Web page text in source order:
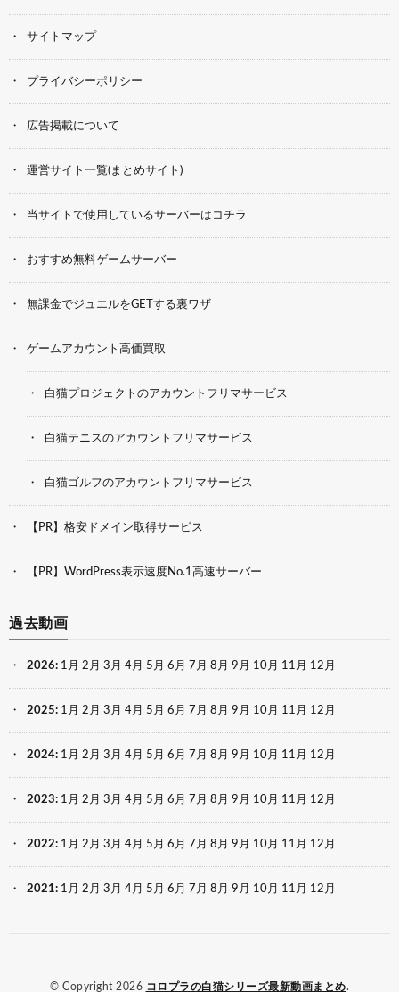
サイトマップ
プライバシーポリシー
広告掲載について
運営サイト一覧(まとめサイト)
当サイトで使用しているサーバーはコチラ
おすすめ無料ゲームサーバー
無課金でジュエルをGETする裏ワザ
ゲームアカウント高価買取
白猫プロジェクトのアカウントフリマサービス
白猫テニスのアカウントフリマサービス
白猫ゴルフのアカウントフリマサービス
【PR】格安ドメイン取得サービス
【PR】WordPress表示速度No.1高速サーバー
過去動画
2026: 1月 2月 3月 4月 5月 6月 7月 8月 9月 10月 11月 12月
2025: 1月 2月 3月 4月 5月 6月 7月 8月 9月 10月 11月 12月
2024: 1月 2月 3月 4月 5月 6月 7月 8月 9月 10月 11月 12月
2023: 1月 2月 3月 4月 5月 6月 7月 8月 9月 10月 11月 12月
2022: 1月 2月 3月 4月 5月 6月 7月 8月 9月 10月 11月 12月
2021: 1月 2月 3月 4月 5月 6月 7月 8月 9月 10月 11月 12月
© Copyright 2026 コロプラの白猫シリーズ最新動画まとめ.